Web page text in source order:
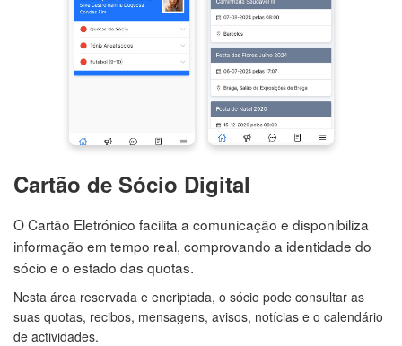
Cartão de Sócio Digital
O Cartão Eletrónico facilita a comunicação e disponibiliza
informação em tempo real, comprovando a identidade do
sócio e o estado das quotas.
Nesta área reservada e encriptada, o sócio pode consultar as
suas quotas, recibos, mensagens, avisos, notícias e o calendário
de actividades.